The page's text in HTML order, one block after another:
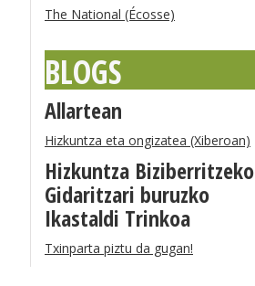
The National (Écosse)
BLOGS
Allartean
Hizkuntza eta ongizatea (Xiberoan)
Hizkuntza Biziberritzeko
Gidaritzari buruzko
Ikastaldi Trinkoa
Txinparta piztu da gugan!